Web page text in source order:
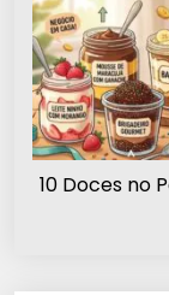
10 Doces no